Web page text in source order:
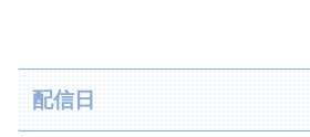
配信日